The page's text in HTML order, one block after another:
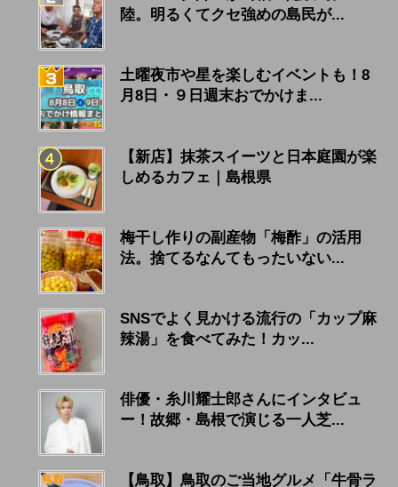
陸。明るくてクセ強めの島民が...
土曜夜市や星を楽しむイベントも！8
月8日・９日週末おでかけま...
【新店】抹茶スイーツと日本庭園が楽
しめるカフェ｜島根県
梅干し作りの副産物「梅酢」の活用
法。捨てるなんてもったいない...
SNSでよく見かける流行の「カップ麻
辣湯」を食べてみた！カッ...
俳優・糸川耀士郎さんにインタビュ
ー！故郷・島根で演じる一人芝...
【鳥取】鳥取のご当地グルメ「牛骨ラ